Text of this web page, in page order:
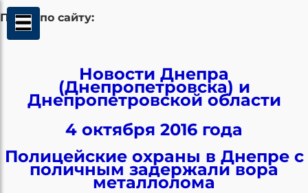
Поиск по сайту:
Новости Днепра
(Днепропетровска) и
Днепропетровской области
4 октября 2016 года
Полицейские охраны в Днепре с
поличным задержали вора
металлолома